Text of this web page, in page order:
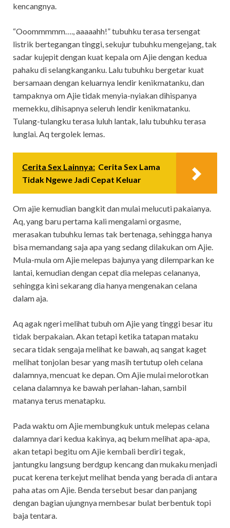
kencangnya.
“Ooommmmm…., aaaaahh!” tubuhku terasa tersengat
listrik bertegangan tinggi, sekujur tubuhku mengejang, tak
sadar kujepit dengan kuat kepala om Ajie dengan kedua
pahaku di selangkanganku. Lalu tubuhku bergetar kuat
bersamaan dengan keluarnya lendir kenikmatanku, dan
tampaknya om Ajie tidak menyia-nyiakan dihispanya
memekku, dihisapnya seleruh lendir kenikmatanku.
Tulang-tulangku terasa luluh lantak, lalu tubuhku terasa
lunglai. Aq tergolek lemas.
Cerita Sex Lainnya: Cerita Sex Lama
Tidak Ngewe Jadi Cepat Keluar
Om ajie kemudian bangkit dan mulai melucuti pakaianya.
Aq, yang baru pertama kali mengalami orgasme,
merasakan tubuhku lemas tak bertenaga, sehingga hanya
bisa memandang saja apa yang sedang dilakukan om Ajie.
Mula-mula om Ajie melepas bajunya yang dilemparkan ke
lantai, kemudian dengan cepat dia melepas celananya,
sehingga kini sekarang dia hanya mengenakan celana
dalam aja.
Aq agak ngeri melihat tubuh om Ajie yang tinggi besar itu
tidak berpakaian. Akan tetapi ketika tatapan mataku
secara tidak sengaja melihat ke bawah, aq sangat kaget
melihat tonjolan besar yang masih tertutup oleh celana
dalamnya, mencuat ke depan. Om Ajie mulai melorotkan
celana dalamnya ke bawah perlahan-lahan, sambil
matanya terus menatapku.
Pada waktu om Ajie membungkuk untuk melepas celana
dalamnya dari kedua kakinya, aq belum melihat apa-apa,
akan tetapi begitu om Ajie kembali berdiri tegak,
jantungku langsung berdgup kencang dan mukaku menjadi
pucat kerena terkejut melihat benda yang berada di antara
paha atas om Ajie. Benda tersebut besar dan panjang
dengan bagian ujungnya membesar bulat berbentuk topi
baja tentara.